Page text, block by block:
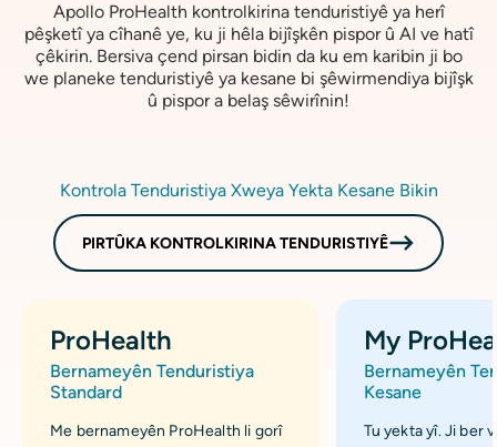
Apollo ProHealth kontrolkirina tenduristiyê ya herî
pêşketî ya cîhanê ye, ku ji hêla bijîşkên pispor û AI ve hatî
çêkirin. Bersiva çend pirsan bidin da ku em karibin ji bo
we planeke tenduristiyê ya kesane bi şêwirmendiya bijîşk
û pispor a belaş sêwirînin!
Kontrola Tenduristiya Xweya Yekta Kesane Bikin
PIRTÛKA KONTROLKIRINA TENDURISTIYÊ
ProHealth
Bernameyên Tenduristiya
Standard
Me bernameyên ProHealth li gorî
My
Bernameyên
Kesane
Tu yekta yî. Ji ber